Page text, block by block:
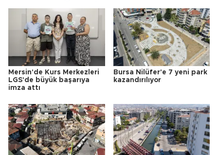
Mersin'de Kurs Merkezleri
LGS'de büyük başarıya
imza attı
Bursa Nilüfer'e 7 yeni park
kazandırılıyor